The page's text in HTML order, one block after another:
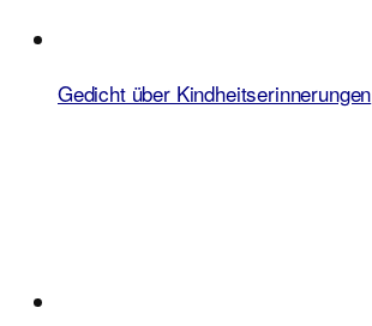
Gedicht über Kindheitserinnerungen